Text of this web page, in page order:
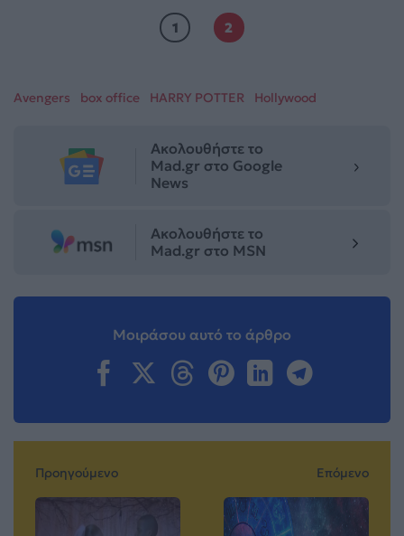
1 2
Avengers box office HARRY POTTER Hollywood
Ακολουθήστε το
Mad.gr στο Google
News
Ακολουθήστε το
Mad.gr στο MSN
Μοιράσου αυτό το άρθρο
Προηγούμενο Επόμενο